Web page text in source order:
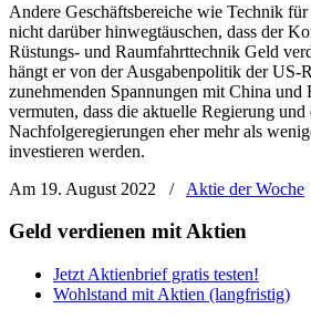
Andere Geschäftsbereiche wie Technik
nicht darüber hinwegtäuschen, dass der
Rüstungs- und Raumfahrttechnik Geld
hängt er von der Ausgabenpolitik der US-
zunehmenden Spannungen mit China und
vermuten, dass die aktuelle Regierung und
Nachfolgeregierungen eher mehr als
investieren werden.
Am 19. August 2022
/ Aktie der Woche
Geld verdienen mit Aktien
Jetzt Aktienbrief gratis testen!
Wohlstand mit Aktien (langfristig)